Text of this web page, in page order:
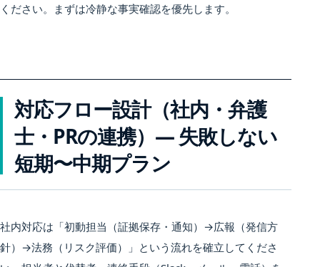
ください。まずは冷静な事実確認を優先します。
対応フロー設計（社内・弁護
士・PRの連携）— 失敗しない
短期〜中期プラン
社内対応は「初動担当（証拠保存・通知）→広報（発信方
針）→法務（リスク評価）」という流れを確立してくださ